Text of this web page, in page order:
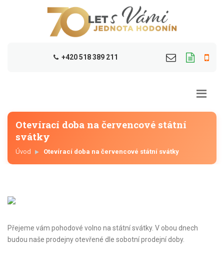
+420 518 389 211
Otevírací doba na červencové státní
svátky
Úvod Otevírací doba na červencové státní svátky
Přejeme vám pohodové volno na státní svátky. V obou dnech
budou naše prodejny otevřené dle sobotní prodejní doby.